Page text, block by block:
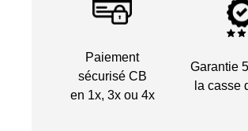
Paiement
sécurisé CB
en 1x, 3x ou 4x
Garantie
la casse